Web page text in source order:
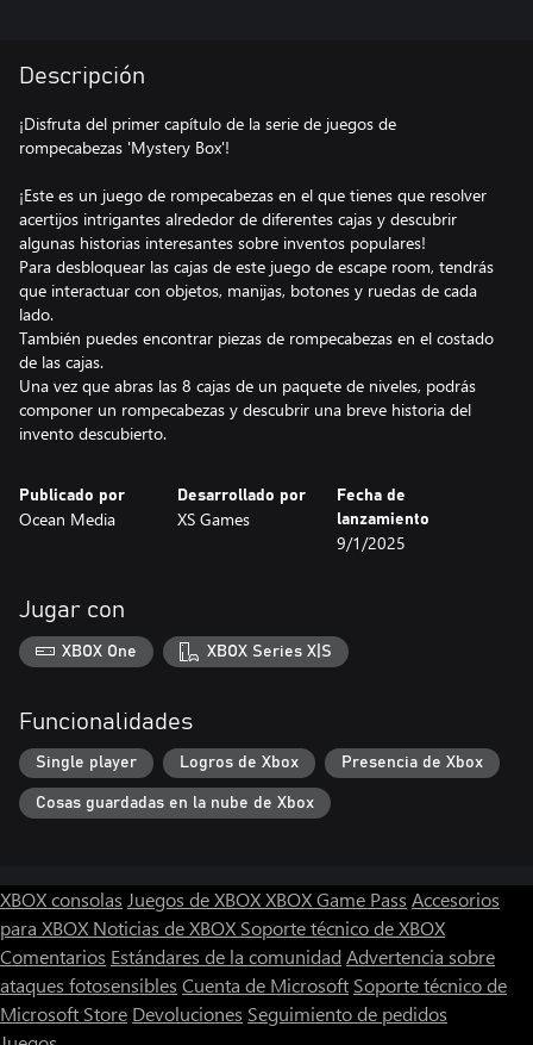
Descripción
¡Disfruta del primer capítulo de la serie de juegos de
rompecabezas 'Mystery Box'!
¡Este es un juego de rompecabezas en el que tienes que resolver
acertijos intrigantes alrededor de diferentes cajas y descubrir
algunas historias interesantes sobre inventos populares!
Para desbloquear las cajas de este juego de escape room, tendrás
que interactuar con objetos, manijas, botones y ruedas de cada
lado.
También puedes encontrar piezas de rompecabezas en el costado
de las cajas.
Una vez que abras las 8 cajas de un paquete de niveles, podrás
componer un rompecabezas y descubrir una breve historia del
invento descubierto.
Publicado por
Ocean Media
Desarrollado por
XS Games
Fecha de
lanzamiento
9/1/2025
Jugar con
XBOX One XBOX Series X|S
Funcionalidades
Single player Logros de Xbox Presencia de Xbox
Cosas guardadas en la nube de Xbox
XBOX consolas Juegos de XBOXXBOX Game Pass Accesorios
para XBOX Noticias de XBOX Soporte técnico de XBOX
Comentarios Estándares de la comunidad Advertencia sobre
ataques fotosensibles Cuenta de Microsoft Soporte técnico de
Microsoft Store Devoluciones Seguimiento de pedidos